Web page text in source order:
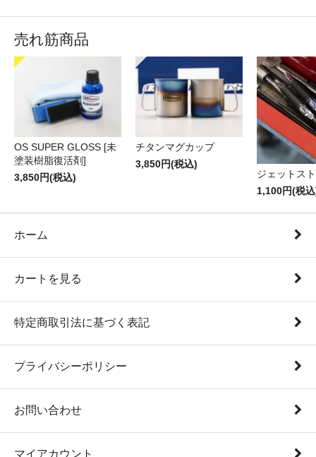
売れ筋商品
OS SUPER GLOSS [未
塗装樹脂復活剤]
3,850円(税込)
チタンマグカップ
3,850円(税込)
ジェットス
1,100円(税
ホーム
カートを見る
特定商取引法に基づく表記
プライバシーポリシー
お問い合わせ
マイアカウント